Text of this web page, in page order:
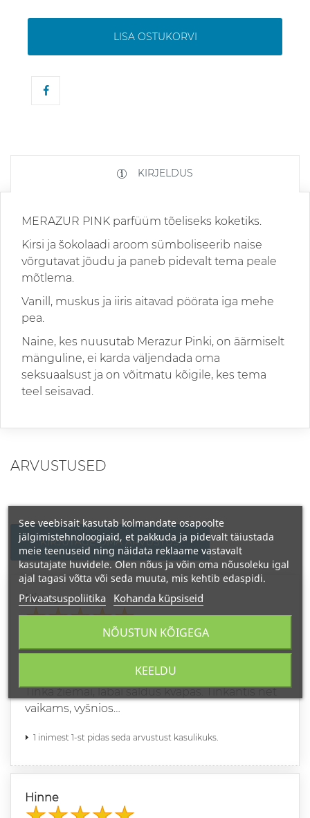
LISA OSTUKORVI
KIRJELDUS
MERAZUR PINK parfüüm tõeliseks koketiks.
Kirsi ja šokolaadi aroom sümboliseerib naise
võrgutavat jõudu ja paneb pidevalt tema peale
mõtlema.
Vanill, muskus ja iiris aitavad pöörata iga mehe
pea.
Naine, kes nuusutab Merazur Pinki, on äärmiselt
mänguline, ei karda väljendada oma
seksuaalsust ja on võitmatu kõigile, kes tema
teel seisavad.
ARVUSTUSED
KIRJUTAGE OMA ARVUSTUS
Hinne
2022-11-10
Tinka žiemai, labai saldus kvapas. Tinkantis net
vaikams, vyšnios…
1 inimest 1-st pidas seda arvustust kasulikuks.
Hinne
See veebisait kasutab kolmandate osapoolte
jälgimistehnoloogiaid, et pakkuda ja pidevalt täiustada
meie teenuseid ning näidata reklaame vastavalt
kasutajate huvidele. Olen nõus ja võin oma nõusoleku igal
ajal tagasi võtta või seda muuta, mis kehtib edaspidi.
Privaatsuspoliitika Kohanda küpsiseid
KEELDU
NÕUSTUN KÕIGEGA